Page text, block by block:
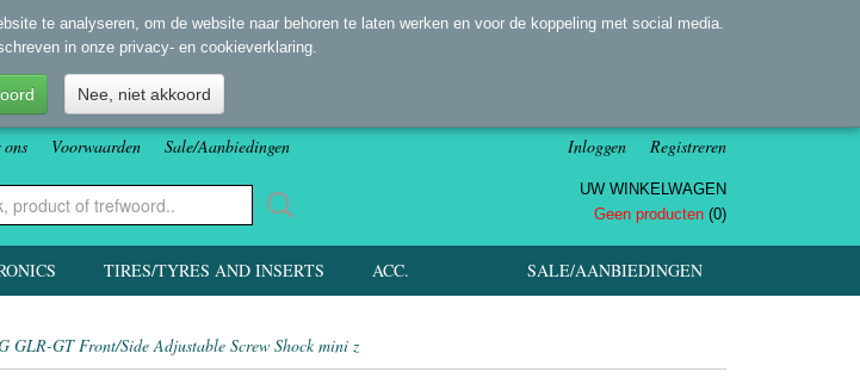
Voorwaarden Sale/Aanbiedingen Inloggen Registreren
UW WINKELWAGEN
Geen producten (0)
SALE/AANBIEDINGEN
TIRES/TYRES AND INSERTS ACC.
GLR-GT Front/Side Adjustable Screw Shock mini z
te analyseren, om de website naar behoren te laten werken en voor de koppeling met social media.
in onze privacy- en cookieverklaring.
Nee, niet akkoord